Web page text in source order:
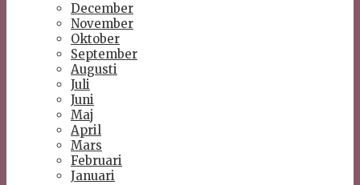
December
November
Oktober
September
Augusti
Juli
Juni
Maj
April
Mars
Februari
Januari